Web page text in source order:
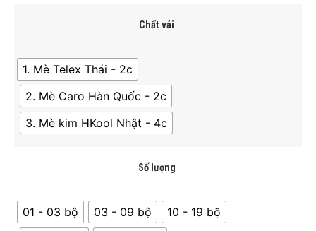
Chất vải
1. Mè Telex Thái - 2c
2. Mè Caro Hàn Quốc - 2c
3. Mè kim HKool Nhật - 4c
Số lượng
01 - 03 bộ 03 - 09 bộ
10 - 19 bộ